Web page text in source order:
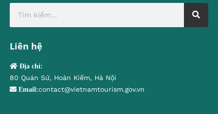
Liên hệ
Địa chỉ:
80 Quán Sứ, Hoàn Kiếm, Hà Nội
Email:contact@vietnamtourism.gov.vn